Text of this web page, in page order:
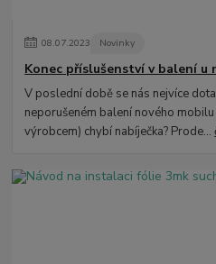
08.07.2023 Novinky
Konec příslušenství v balení u
V poslední době se nás nejvíce
neporušeném balení nového
výrobcem) chybí nabíječka? Prode...